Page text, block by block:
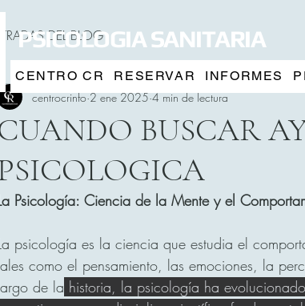
DEL BLOG
BUSCAR
centrocrinfo 2 ene 2025 4 min de lectura
Psicología: Ciencia de la Mente y el
psicología es la ciencia que estudia el
como el pensamiento, las emociones, la
de la historia, la psicología ha
CENTRO CR RESERVAR INFORMES
PSICOLOGIA SANITARIA